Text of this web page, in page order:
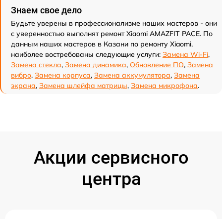
Знаем свое дело
Будьте уверены в профессионализме наших мастеров - они
с уверенностью выполнят ремонт Xiaomi AMAZFIT PACE. По
данным наших мастеров в Казани по ремонту Xiaomi,
наиболее востребованы следующие услуги: Замена Wi-Fi,
Замена стекла, Замена динамика, Обновление ПО, Замена
вибро, Замена корпуса, Замена аккумулятора, Замена
экрана, Замена шлейфа матрицы, Замена микрофона.
Акции сервисного
центра